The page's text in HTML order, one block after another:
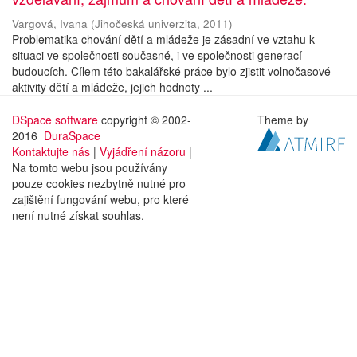
Vargová, Ivana (Jihočeská univerzita, 2011)
Problematika chování dětí a mládeže je zásadní ve vztahu k
situaci ve společnosti současné, i ve společnosti generací
budoucích. Cílem této bakalářské práce bylo zjistit volnočasové
aktivity dětí a mládeže, jejich hodnoty ...
DSpace software copyright © 2002-
2016 DuraSpace
Kontaktujte nás | Vyjádření názoru |
Na tomto webu jsou používány
pouze cookies nezbytně nutné pro
zajištění fungování webu, pro které
není nutné získat souhlas.
Theme by